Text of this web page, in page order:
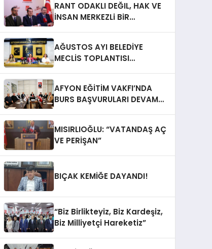
RANT ODAKLI DEĞIL, HAK VE
İNSAN MERKEZLi BiR
YANINDAYIZ!
AĞUSTOS AYI BELEDİYE
MECLİS TOPLANTISI
AFYON EĞİTİM VAKFI’NDA
BURS BAŞVURULARI DEVAM
MISIRLIOĞLU: “VATANDAŞ AÇ
VE PERİŞAN”
BIÇAK KEMİĞE DAYANDI!
“Biz Birlikteyiz, Biz Kardeşiz,
Biz Milliyetçi Hareketiz”